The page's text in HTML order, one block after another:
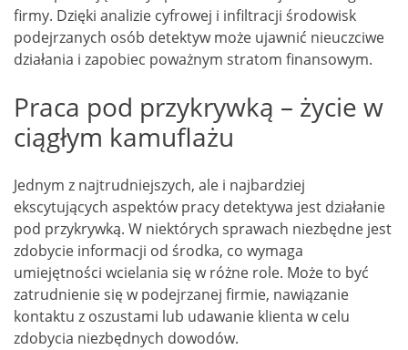
firmy. Dzięki analizie cyfrowej i infiltracji środowisk
podejrzanych osób detektyw może ujawnić nieuczciwe
działania i zapobiec poważnym stratom finansowym.
Praca pod przykrywką – życie w
ciągłym kamuflażu
Jednym z najtrudniejszych, ale i najbardziej
ekscytujących aspektów pracy detektywa jest działanie
pod przykrywką. W niektórych sprawach niezbędne jest
zdobycie informacji od środka, co wymaga
umiejętności wcielania się w różne role. Może to być
zatrudnienie się w podejrzanej firmie, nawiązanie
kontaktu z oszustami lub udawanie klienta w celu
zdobycia niezbędnych dowodów.